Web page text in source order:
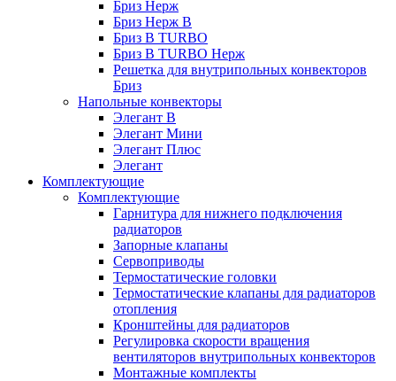
Бриз Нерж
Бриз Нерж В
Бриз В TURBO
Бриз В TURBO Нерж
Решетка для внутрипольных конвекторов
Бриз
Напольные конвекторы
Элегант В
Элегант Мини
Элегант Плюс
Элегант
Комплектующие
Комплектующие
Гарнитура для нижнего подключения
радиаторов
Запорные клапаны
Сервоприводы
Термостатические головки
Термостатические клапаны для радиаторов
отопления
Кронштейны для радиаторов
Регулировка скорости вращения
вентиляторов внутрипольных конвекторов
Монтажные комплекты